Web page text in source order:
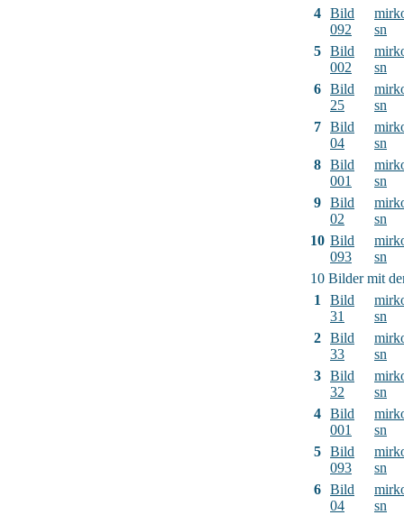
4 Bild
092
sn
5 Bild
002
sn
6 Bild
25
sn
7 Bild
04
sn
8 Bild
001
sn
9 Bild
02
sn
10 Bild
093
sn
10 Bilder mit
1
Bild
31
sn
2 Bild
33
sn
3 Bild
32
sn
4 Bild
001
sn
5 Bild
093
sn
6 Bild
04
sn